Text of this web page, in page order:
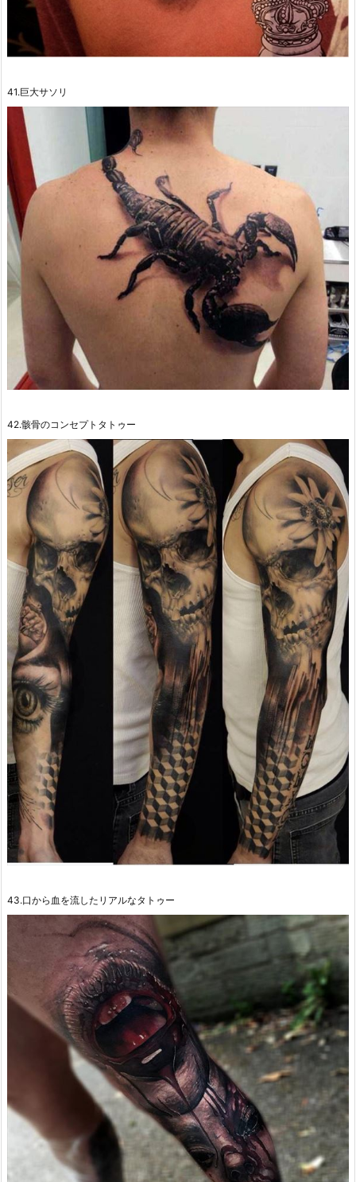
41.巨大サソリ
42.骸骨のコンセプトタトゥー
43.口から血を流したリアルなタトゥー